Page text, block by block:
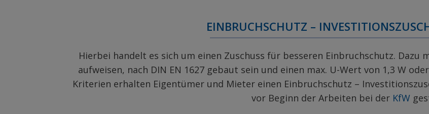
EINBRUCHSCHUTZ –
Hierbei handelt es sich um einen Zuschuss für besseren Einbruchschutz. Dazu
aufweisen, nach DIN EN 1627 gebaut sein und einen max. U-Wert von 1,3 W
Kriterien erhalten Eigentümer und Mieter einen Einbruchschutz –
vor Beginn der Arbeiten bei der KfW